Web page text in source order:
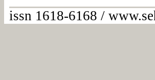
issn 1618-6168 /